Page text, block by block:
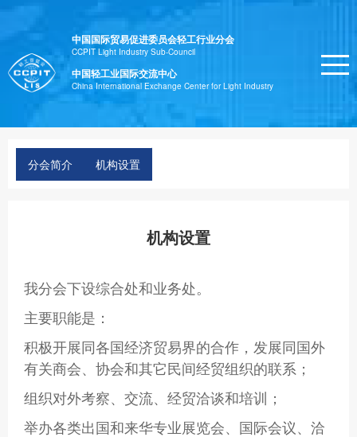
中国国际贸易促进委员会轻工行业分会
CCPIT Light Industry Sub-Council
中国轻工业国际交流中心
China International Exchange Center for Light Industry
分会简介 机构设置
机构设置
我分会下设综合处和业务处。
主要职能是：
积极开展同各国经济贸易界的合作，发展同国外
有关商会、协会和其它民间经贸组织的联系；
组织对外考察、交流、经贸洽谈和培训；
举办各类出国和来华专业展览会、国际会议、洽